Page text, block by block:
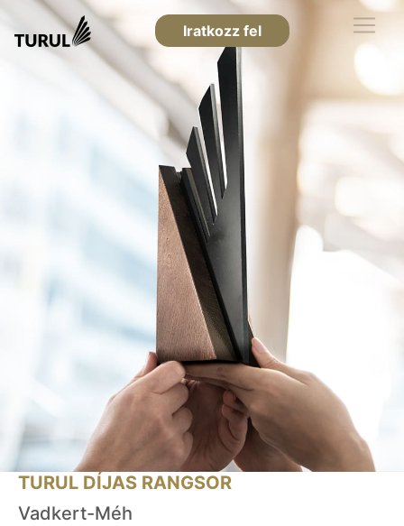
Iratkozz fel
TURUL DÍJAS RANGSOR
Vadkert-Méh